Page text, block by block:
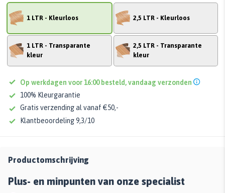
1 LTR - Kleurloos 2,5 LTR - Kleurloos
1 LTR - Transparante
kleur
2,5 LTR - Transparante
kleur
Op werkdagen voor 16:00 besteld, vandaag verzonden
100% Kleurgarantie
Gratis verzending al vanaf €50,-
Klantbeoordeling 9,3/10
Productomschrijving
Plus- en minpunten van onze specialist